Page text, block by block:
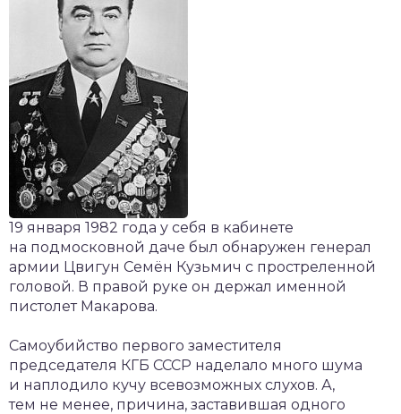
19 января 1982 года у себя в кабинете
на подмосковной даче был обнаружен генерал
армии Цвигун Семён Кузьмич с простреленной
головой. В правой руке он держал именной
пистолет Макарова.
Самоубийство первого заместителя
председателя КГБ СССР наделало много шума
и наплодило кучу всевозможных слухов. А,
тем не менее, причина, заставившая одного